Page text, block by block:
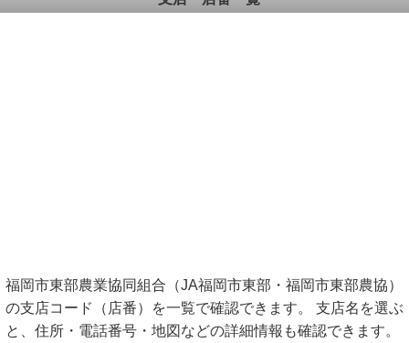
福岡市東部農業協同組合（JA福岡市東部・福岡市東部農協）
の支店コード（店番）を一覧で確認できます。 支店名を選ぶ
と、住所・電話番号・地図などの詳細情報も確認できます。